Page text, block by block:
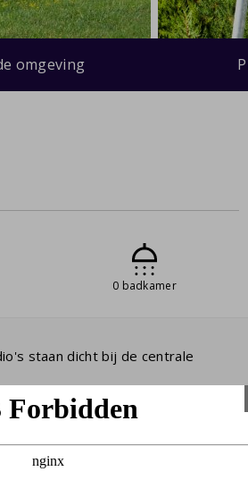
omgeving
0 badkamer
staan dicht bij de centrale